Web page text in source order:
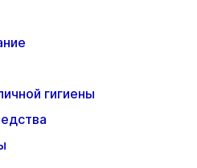
гигиены